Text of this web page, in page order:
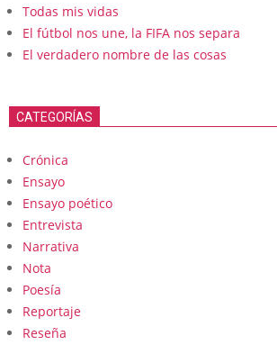
Todas mis vidas
El fútbol nos une, la FIFA nos separa
El verdadero nombre de las cosas
CATEGORÍAS
Crónica
Ensayo
Ensayo poético
Entrevista
Narrativa
Nota
Poesía
Reportaje
Reseña